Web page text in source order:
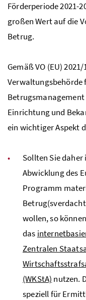
Förderperiode 2021-
großen Wert auf die
Betrug.
Gemäß VO (EU)
Verwaltungsbehörde
Einrichtung und
ein wichtiger Aspekt
Sollten Sie
Abwicklung des
Programm
wollen, so
das
Zentralen
(WKStA) nutzen.
speziell für